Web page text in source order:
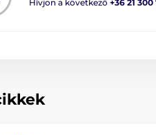
Hívjon a következő +36 21 300